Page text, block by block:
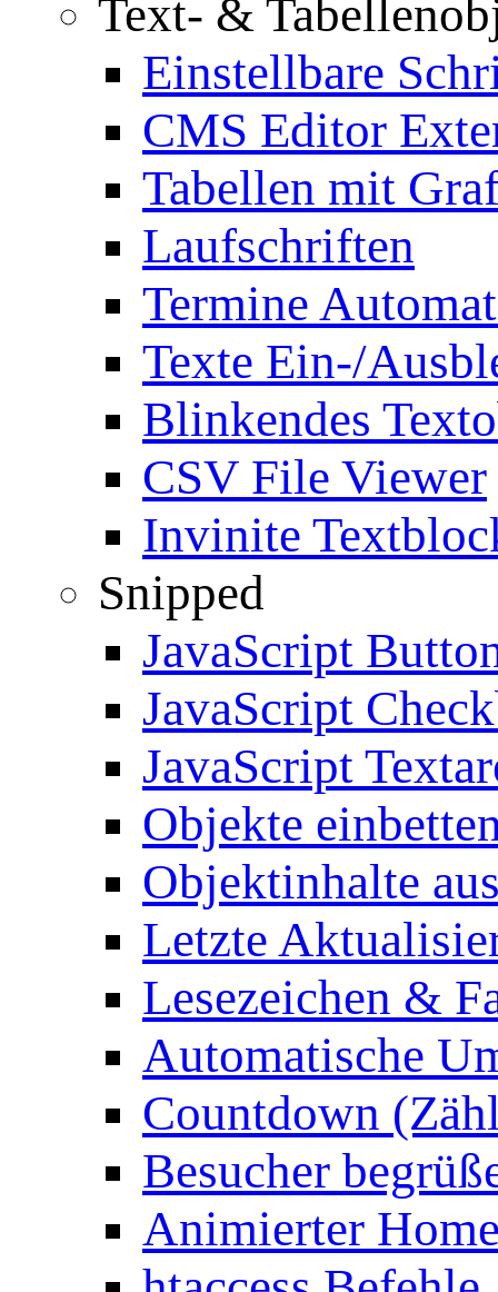
Text- &
Einstellbare
CMS Editor
Tabellen mit
Laufschriften
Termine
Texte Ein-/
Blinkendes
CSV File Viewer
Invinite
Snipped
JavaScript
JavaScript
JavaScript
Objekte
Objektinhalte
Letzte
Lesezeichen &
Automatische
Countdown
Besucher
Animierter